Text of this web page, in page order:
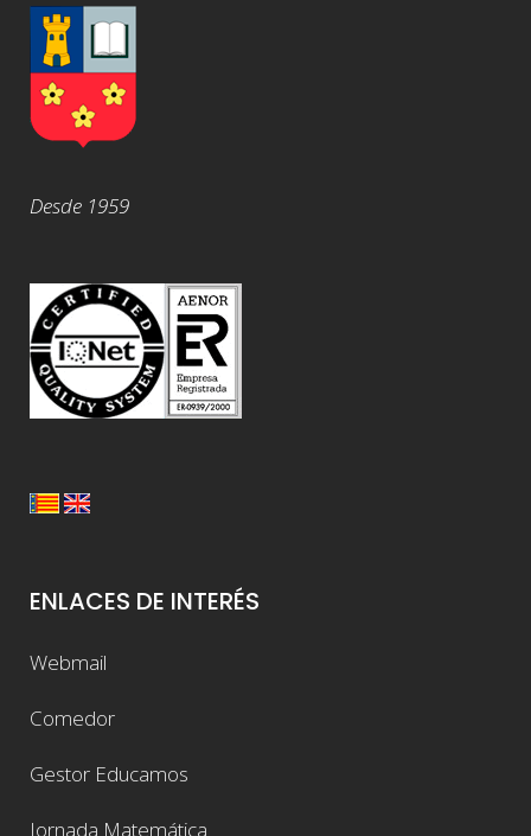
Desde 1959
ENLACES DE INTERÉS
Webmail
Comedor
Gestor Educamos
Jornada Matemática